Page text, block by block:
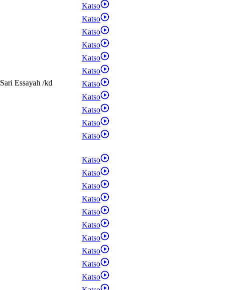
Katso
Katso
Katso
Katso
Katso
Katso
Sari Essayah /kd
Katso
Katso
Katso
Katso
Katso
Katso
Katso
Katso
Katso
Katso
Katso
Katso
Katso
Katso
Katso